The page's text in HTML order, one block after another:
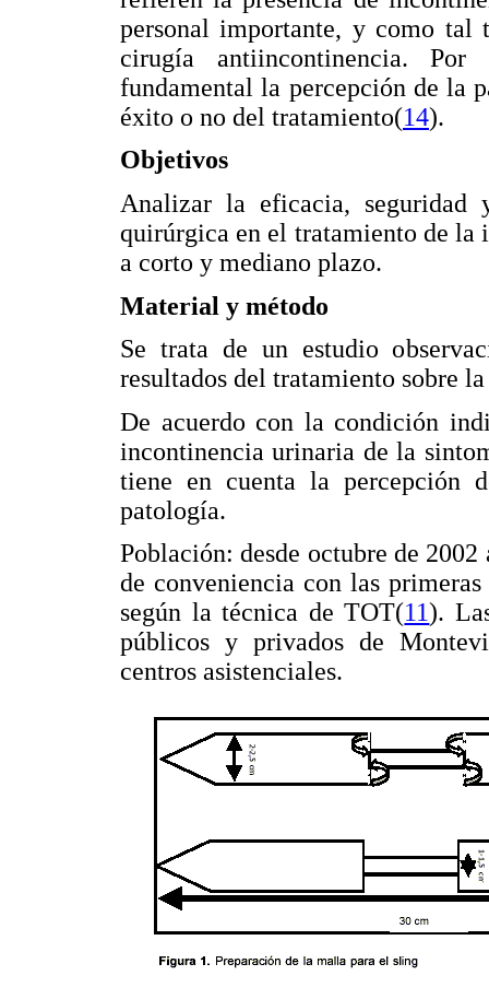
personal importante, y como tal
cirugía antiincontinencia.
fundamental la percepción de la
éxito o no del tratamiento(14).
Objetivos
Analizar la eficacia, seguridad
quirúrgica en el tratamiento de la
a corto y mediano plazo.
Material y método
Se trata de un estudio
resultados del tratamiento sobre
De acuerdo con la condición
incontinencia urinaria de la
tiene en cuenta la percepción
patología.
Población: desde octubre de
de conveniencia con las
según la técnica de TOT(11).
públicos y privados de
centros asistenciales.